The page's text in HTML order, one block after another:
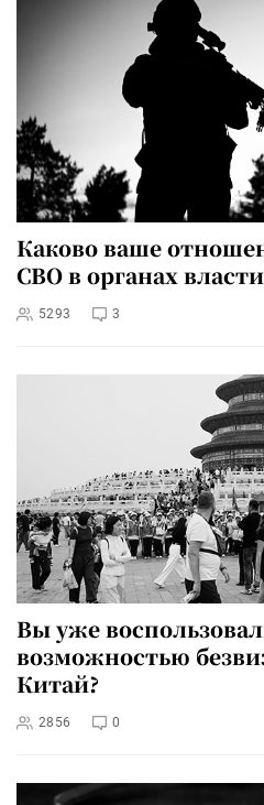
Каково ваше
СВО в органах
5293 3
Вы уже
возможностью
Китай?
2856 0